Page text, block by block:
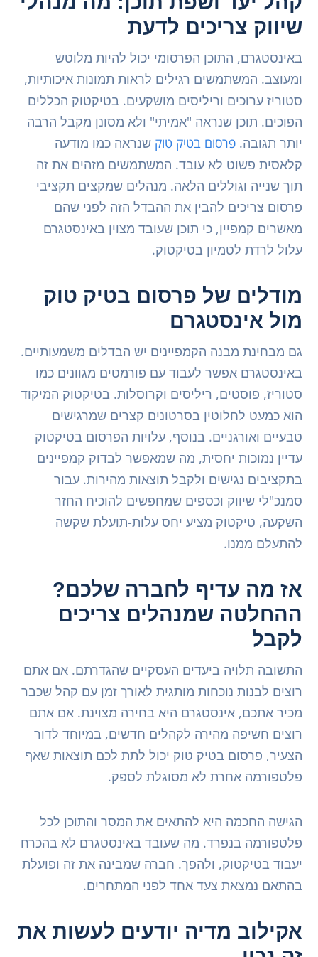
שיווק צריכים לדעת
באינסטגרם, התוכן הפרסומי יכול להיות מלוטש
ומעוצב. המשתמשים רגילים לראות תמונות איכותיות,
סטוריז ערוכים וריליסים מושקעים. בטיקטוק הכללים
הפוכים. תוכן שנראה "אמיתי" ולא מסונן מקבל הרבה
יותר תגובה.פרסום בטיק טוק שנראה כמו מודעה
קלאסית פשוט לא עובד. המשתמשים מזהים את זה
תוך שנייה וגוללים הלאה. מנהלים שמקצים תקציבי
פרסום צריכים להבין את ההבדל הזה לפני שהם
מאשרים קמפיין, כי תוכן שעובד מצוין באינסטגרם
עלול לרדת לטמיון בטיקטוק.
מודלים של פרסום בטיק טוק
מול אינסטגרם
גם מבחינת מבנה הקמפיינים יש הבדלים משמעותיים.
באינסטגרם אפשר לעבוד עם פורמטים מגוונים כמו
סטוריז, פוסטים, ריליסים וקרוסלות. בטיקטוק המיקוד
הוא כמעט לחלוטין בסרטונים קצרים שמרגישים
טבעיים ואורגניים. בנוסף, עלויות הפרסום בטיקטוק
עדיין נמוכות יחסית, מה שמאפשר לבדוק קמפיינים
בתקציבים נגישים ולקבל תוצאות מהירות. עבור
סמנכ"לי שיווק וכספים שמחפשים להוכיח החזר
השקעה, טיקטוק מציע יחס עלות-תועלת שקשה
להתעלם ממנו.
אז מה עדיף לחברה שלכם?
ההחלטה שמנהלים צריכים
לקבל
התשובה תלויה ביעדים העסקיים שהגדרתם. אם אתם
רוצים לבנות נוכחות מותגית לאורך זמן עם קהל שכבר
מכיר אתכם, אינסטגרם היא בחירה מצוינת. אם אתם
רוצים חשיפה מהירה לקהלים חדשים, במיוחד לדור
הצעיר, פרסום בטיק טוק יכול לתת לכם תוצאות שאף
פלטפורמה אחרת לא מסוגלת לספק.
הגישה החכמה היא להתאים את המסר והתוכן לכל
פלטפורמה בנפרד. מה שעובד באינסטגרם לא בהכרח
יעבוד בטיקטוק, ולהפך. חברה שמבינה את זה ופועלת
בהתאם נמצאת צעד אחד לפני המתחרים.
אקילוב מדיה יודעים לעשות את